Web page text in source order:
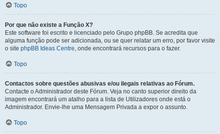
Topo
Por que não existe a Função X?
Este software foi escrito e licenciado pelo Grupo phpBB. Se acredita que
alguma função pode ser adicionada, ou se quer relatar um erro, por favor visite
o site phpBB Ideas Centre, onde encontrará recursos para o fazer.
Topo
Contactos sobre questões abusivas e/ou ilegais relativas ao Fórum.
Contacte o Administrador deste Fórum. Veja no canto superior direito da
imagem encontrará um atalho para a lista de Utilizadores onde está o
Administrador. Envie-lhe uma Mensagem Privada a expor o assunto.
Topo